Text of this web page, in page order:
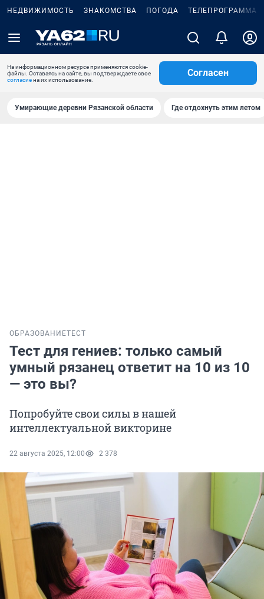
НЕДВИЖИМОСТЬ ЗНАКОМСТВА ПОГОДА ТЕЛЕПРОГРАММА
На информационном ресурсе применяются cookie-
файлы. Оставаясь на сайте, вы подтверждаете свое
согласиена их использование.
Согласен
Умирающие деревни Рязанской области Где отдохнуть этим летом
ОБРАЗОВАНИЕТЕСТ
Тест для гениев: только самый
умный рязанец ответит на 10 из 10
— это вы?
Попробуйте свои силы в нашей
интеллектуальной викторине
22 августа 2025, 12:00 2 378